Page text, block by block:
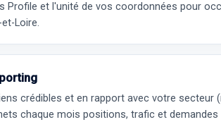
Profile et l'unité de vos coordonnées pour
Loire.
crédibles et en rapport avec votre secteur (
chaque mois positions, trafic et demandes